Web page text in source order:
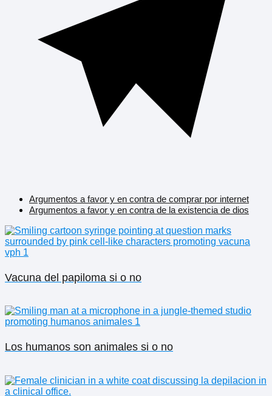
Argumentos a favor y en contra de comprar por internet
Argumentos a favor y en contra de la existencia de dios
Vacuna del papiloma si o no
Los humanos son animales si o no